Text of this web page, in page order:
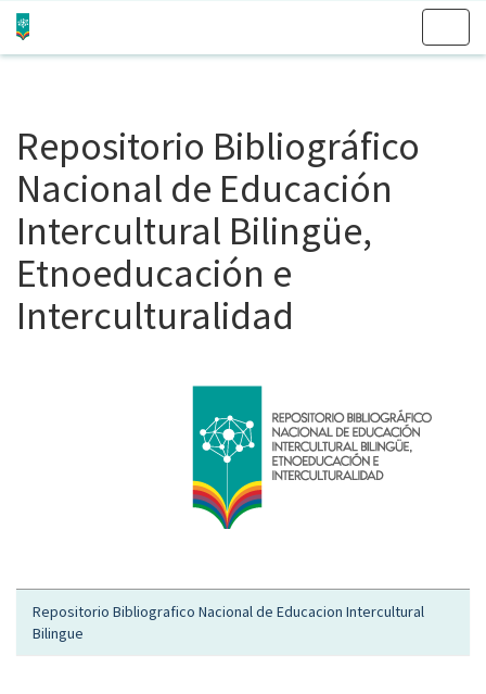
Repositorio Bibliográfico
Nacional de Educación
Intercultural Bilingüe,
Etnoeducación e
Interculturalidad
Repositorio Bibliografico Nacional de Educacion Intercultural
Bilingue